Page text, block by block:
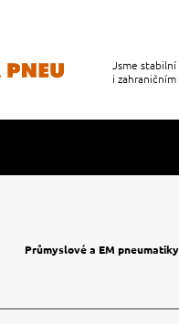
Jsme
i
Průmyslové a EM pneumatiky